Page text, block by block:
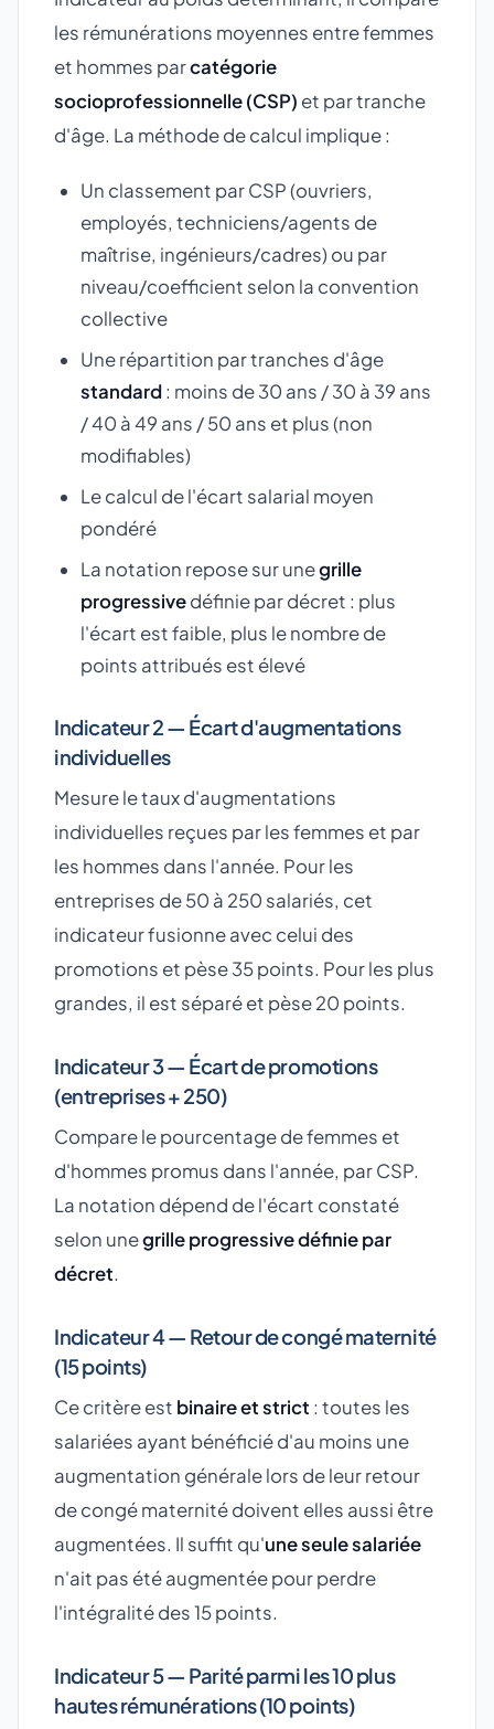
les rémunérations moyennes entre femmes
et hommes parcatégorie
socioprofessionnelle (CSP) et par tranche
d'âge. La méthode de calcul implique :
Un classement par CSP (ouvriers,
employés, techniciens/agents de
maîtrise, ingénieurs/cadres) ou par
niveau/coefficient selon la convention
collective
Une répartition par tranches d'âge
standard: moins de 30 ans / 30 à 39 ans
/ 40 à 49 ans / 50 ans et plus (non
modifiables)
Le calcul de l'écart salarial moyen
pondéré
La notation repose sur unegrille
progressivedéfinie par décret : plus
l'écart est faible, plus le nombre de
points attribués est élevé
Indicateur 2 — Écart d'augmentations
individuelles
Mesure le taux d'augmentations
individuelles reçues par les femmes et par
les hommes dans l'année. Pour les
entreprises de 50 à 250 salariés, cet
indicateur fusionne avec celui des
promotions et pèse 35 points. Pour les plus
grandes, il est séparé et pèse 20 points.
Indicateur 3 — Écart de promotions
(entreprises + 250)
Compare le pourcentage de femmes et
d'hommes promus dans l'année, par CSP.
La notation dépend de l'écart constaté
selon unegrille progressive définie par
décret.
Indicateur 4 — Retour de congé maternité
(15 points)
Ce critère est binaire et strict : toutes les
salariées ayant bénéficié d'au moins une
augmentation générale lors de leur retour
de congé maternité doivent elles aussi être
augmentées. Il suffit qu'une seule salariée
n'ait pas été augmentée pour perdre
l'intégralité des 15 points.
Indicateur 5 — Parité parmi les 10 plus
hautes rémunérations (10 points)